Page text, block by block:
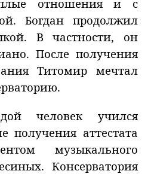
отношения и с
Богдан продолжил
В частности, он
После получения
Титомир мечтал
человек учился
получения аттестата
музыкального
Консерватория